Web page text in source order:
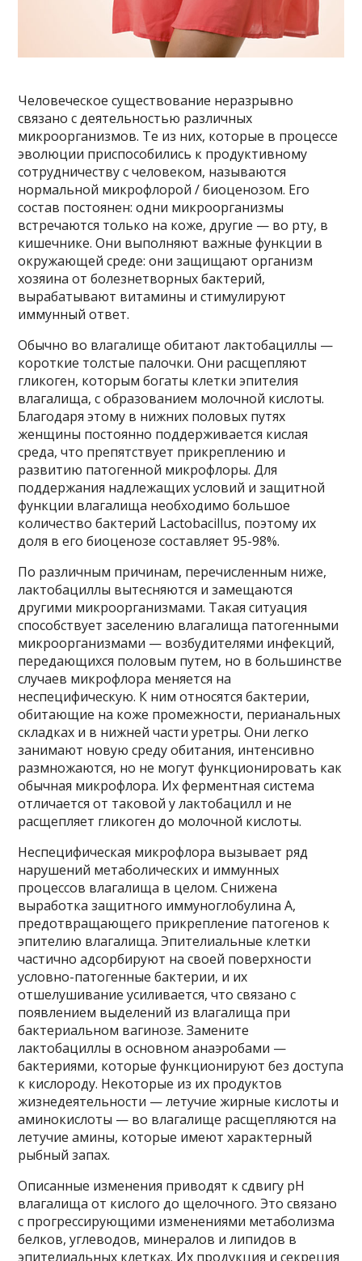
Человеческое существование неразрывно
связано с деятельностью различных
микроорганизмов. Те из них, которые в процессе
эволюции приспособились к продуктивному
сотрудничеству с человеком, называются
нормальной микрофлорой / биоценозом. Его
состав постоянен: одни микроорганизмы
встречаются только на коже, другие — во рту, в
кишечнике. Они выполняют важные функции в
окружающей среде: они защищают организм
хозяина от болезнетворных бактерий,
вырабатывают витамины и стимулируют
иммунный ответ.
Обычно во влагалище обитают лактобациллы —
короткие толстые палочки. Они расщепляют
гликоген, которым богаты клетки эпителия
влагалища, с образованием молочной кислоты.
Благодаря этому в нижних половых путях
женщины постоянно поддерживается кислая
среда, что препятствует прикреплению и
развитию патогенной микрофлоры. Для
поддержания надлежащих условий и защитной
функции влагалища необходимо большое
количество бактерий Lactobacillus, поэтому их
доля в его биоценозе составляет 95-98%.
По различным причинам, перечисленным ниже,
лактобациллы вытесняются и замещаются
другими микроорганизмами. Такая ситуация
способствует заселению влагалища патогенными
микроорганизмами — возбудителями инфекций,
передающихся половым путем, но в большинстве
случаев микрофлора меняется на
неспецифическую. К ним относятся бактерии,
обитающие на коже промежности, перианальных
складках и в нижней части уретры. Они легко
занимают новую среду обитания, интенсивно
размножаются, но не могут функционировать как
обычная микрофлора. Их ферментная система
отличается от таковой у лактобацилл и не
расщепляет гликоген до молочной кислоты.
Неспецифическая микрофлора вызывает ряд
нарушений метаболических и иммунных
процессов влагалища в целом. Снижена
выработка защитного иммуноглобулина А,
предотвращающего прикрепление патогенов к
эпителию влагалища. Эпителиальные клетки
частично адсорбируют на своей поверхности
условно-патогенные бактерии, и их
отшелушивание усиливается, что связано с
появлением выделений из влагалища при
бактериальном вагинозе. Замените
лактобациллы в основном анаэробами —
бактериями, которые функционируют без доступа
к кислороду. Некоторые из их продуктов
жизнедеятельности — летучие жирные кислоты и
аминокислоты — во влагалище расщепляются на
летучие амины, которые имеют характерный
рыбный запах.
Описанные изменения приводят к сдвигу рН
влагалища от кислого до щелочного. Это связано
с прогрессирующими изменениями метаболизма
белков, углеводов, минералов и липидов в
эпителиальных клетках. Их продукция и секреция